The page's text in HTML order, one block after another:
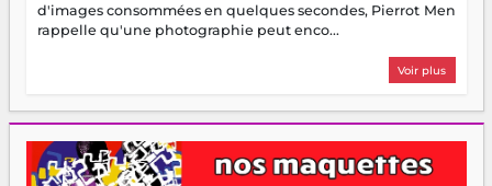
d'images consommées en quelques secondes, Pierrot Men
rappelle qu'une photographie peut enco...
Voir plus